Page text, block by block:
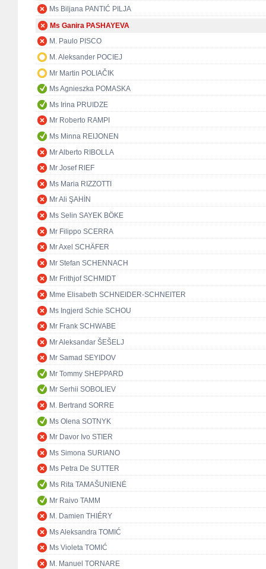
Ms Biljana PANTIĆ PILJA
Ms Ganira PASHAYEVA
M. Paulo PISCO
M. Aleksander POCIEJ
Mr Martin POLIAČIK
Ms Agnieszka POMASKA
Ms Irina PRUIDZE
Mr Roberto RAMPI
Ms Minna REIJONEN
Mr Alberto RIBOLLA
Mr Josef RIEF
Ms Maria RIZZOTTI
Mr Ali ŞAHİN
Ms Selin SAYEK BÖKE
Mr Filippo SCERRA
Mr Axel SCHÄFER
Mr Stefan SCHENNACH
Mr Frithjof SCHMIDT
Mme Elisabeth SCHNEIDER-SCHNEITER
Ms Ingjerd Schie SCHOU
Mr Frank SCHWABE
Mr Aleksandar ŠEŠELJ
Mr Samad SEYIDOV
Mr Tommy SHEPPARD
Mr Serhii SOBOLIEV
M. Bertrand SORRE
Ms Olena SOTNYK
Mr Davor Ivo STIER
Ms Simona SURIANO
Ms Petra De SUTTER
Ms Rita TAMAŠUNIENĖ
Mr Raivo TAMM
M. Damien THIÉRY
Ms Aleksandra TOMIĆ
Ms Violeta TOMIĆ
M. Manuel TORNARE